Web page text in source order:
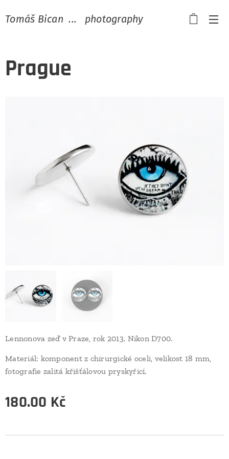
Tomáš Bican ... photography
Prague
Lennonova zeď v Praze, rok 2013. Nikon D700.
Materiál: komponent z chirurgické oceli, velikost 18 mm,
fotografie zalitá křišťálovou pryskyřicí.
180.00 Kč